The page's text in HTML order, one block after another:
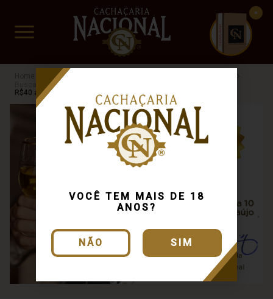
VOCÊ TEM MAIS DE 18
ANOS?
NÃO SIM
www.cachacarianacional.com.br
CUIDADO FRÁGIL
Cachaça
Busca: amburana
R$40 a R$60